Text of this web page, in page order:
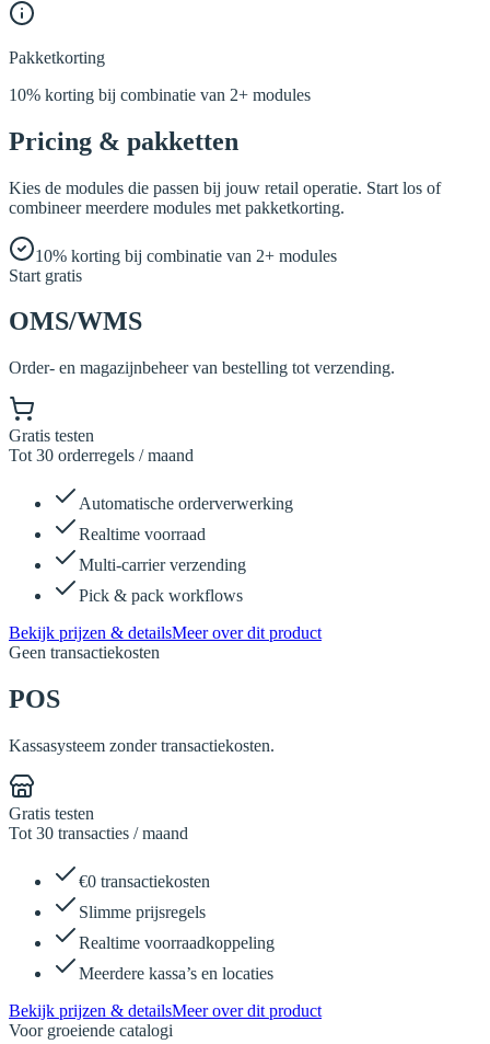
Pakketkorting
10% korting bij combinatie van 2+ modules
Pricing & pakketten
Kies de modules die passen bij jouw retail operatie. Start los of
combineer meerdere modules met pakketkorting.
10% korting bij combinatie van 2+ modules
Start gratis
OMS/WMS
Order- en magazijnbeheer van bestelling tot verzending.
Gratis testen
Tot 30 orderregels / maand
Automatische orderverwerking
Realtime voorraad
Multi-carrier verzending
Pick & pack workflows
Bekijk prijzen & detailsMeer over dit product
Geen transactiekosten
POS
Kassasysteem zonder transactiekosten.
Gratis testen
Tot 30 transacties / maand
€0 transactiekosten
Slimme prijsregels
Realtime voorraadkoppeling
Meerdere kassa’s en locaties
Bekijk prijzen & detailsMeer over dit product
Voor groeiende catalogi